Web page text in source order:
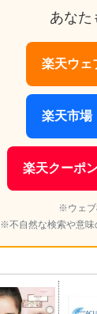
あなた
楽天ウェ
楽天市場
楽天クーポ
※ウェブ
※不自然な検索や意味